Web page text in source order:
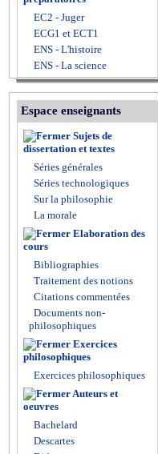
EC2 - Juger
ECG1 et ECT1
ENS - L'histoire
ENS - La science
Espace enseignants
Sujets de
dissertation et textes
Séries générales
Séries technologiques
Sur la philosophie
La morale
Elaboration des
cours
Bibliographies
Traitement des notions
Citations commentées
Documents non-
philosophiques
Exercices
philosophiques
Exercices philosophiques
Auteurs et
oeuvres
Bachelard
Descartes